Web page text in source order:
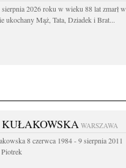
2026 roku w wieku 88 lat zmarł w
ukochany Mąż, Tata, Dziadek i Brat...
WARSZAWA
8 czerwca 1984 - 9 sierpnia 2011